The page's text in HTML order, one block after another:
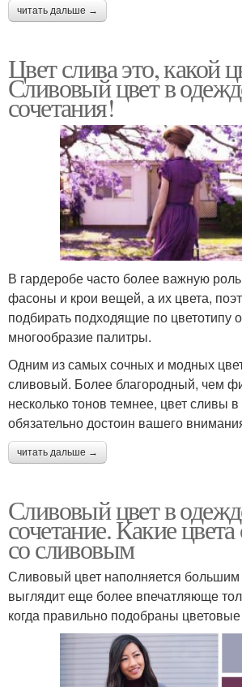
читать дальше →
Цвет слива это, какой
Сливовый цвет в
сочетания!
В гардеробе часто более важную
фасоны и крои вещей, а их цвета,
подбирать подходящие по цветотипу
многообразие палитры.
Одним из самых сочных и модных
сливовый. Более благородный, чем
несколько тонов темнее, цвет сливы
обязательно достоин вашего
читать дальше →
Сливовый цвет в
сочетание. Какие
со сливовым
Сливовый цвет наполняется
выглядит еще более впечатляюще
когда правильно подобраны цветовые